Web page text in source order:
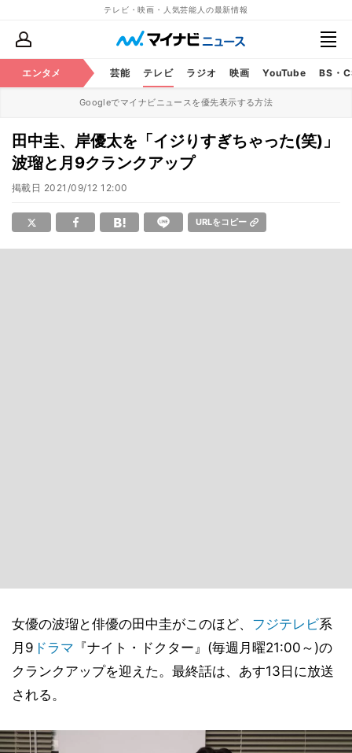
テレビ・映画・人気芸能人の最新情報
エンタメ 芸能 テレビ ラジオ 映画 YouTube BS・
Googleでマイナビニュースを優先表示する方法
田中圭、岸優太を「イジりすぎちゃった(笑)」
波瑠と月9クランクアップ
掲載日 2021/09/12 12:00
URLをコピー
女優の波瑠と俳優の田中圭がこのほど、 フジテレビ系
月9 ドラマ 『ナイト・ドクター』(毎週月曜21:00～)の
クランクアップを迎えた。最終話は、あす13日に放送
される。